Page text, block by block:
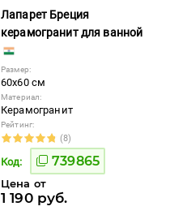
Лапарет Бреция
керамогранит для ванной
Размер:
60x60 см
Материал:
Керамогранит
Рейтинг:
(8)
Код: 739865
Цена от
1 190 руб.